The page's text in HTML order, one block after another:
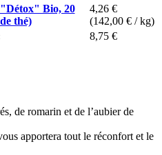
Bio, 20
thé)
4,26 €
(142,00 € / kg)
8,75 €
de romarin et de l’aubier de
apportera tout le réconfort et le